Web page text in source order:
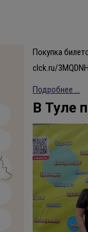
Покупка
clck.ru/3MQDNH
Подробнее ...
В Туле